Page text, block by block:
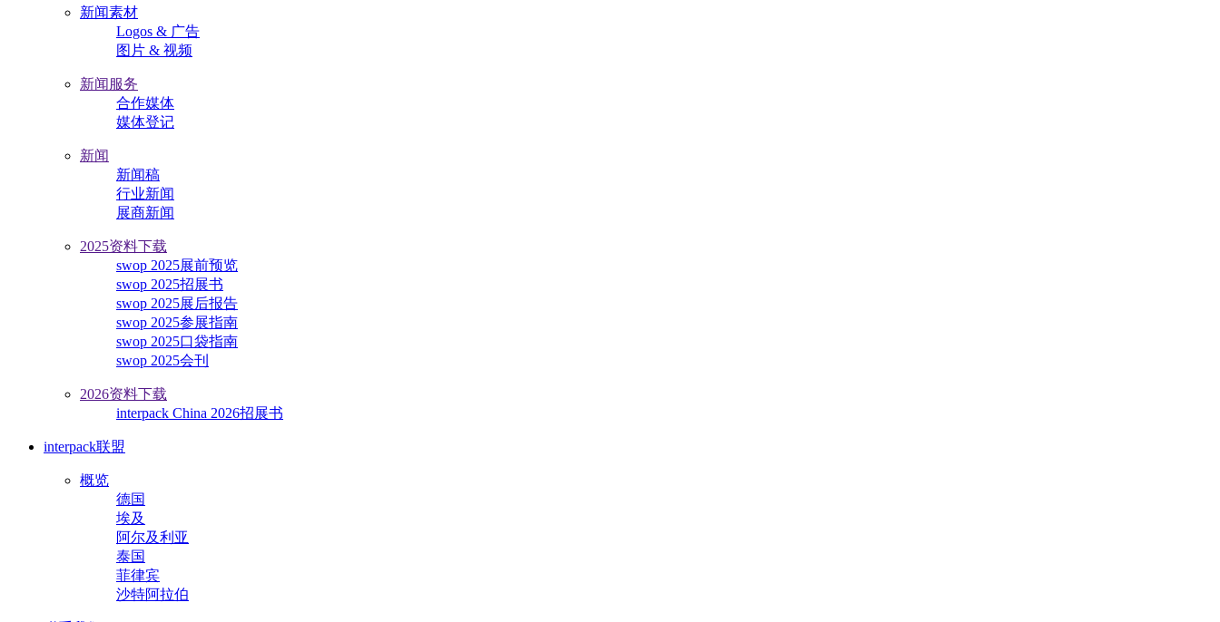
新闻素材
Logos & 广告
图片 & 视频
新闻服务
合作媒体
媒体登记
新闻
新闻稿
行业新闻
展商新闻
2025资料下载
swop 2025展前预览
swop 2025招展书
swop 2025展后报告
swop 2025参展指南
swop 2025口袋指南
swop 2025会刊
2026资料下载
interpack China 2026招展书
interpack联盟
概览
德国
埃及
阿尔及利亚
泰国
菲律宾
沙特阿拉伯